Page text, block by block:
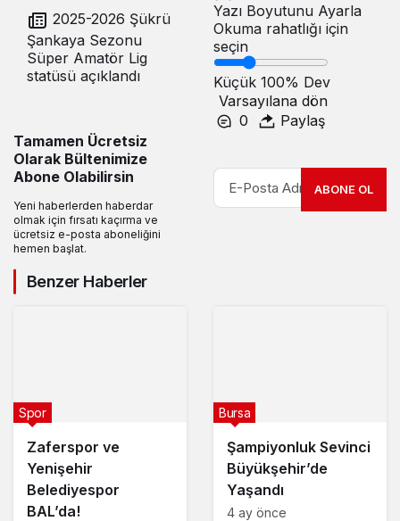
2025-2026 Şükrü
Şankaya Sezonu
Süper Amatör Lig
statüsü açıklandı
Yazı Boyutunu Ayarla
Okuma rahatlığı için
seçin
Küçük 100% Dev
Varsayılana dön
0
Paylaş
Tamamen Ücretsiz
Olarak Bültenimize
Abone Olabilirsin
Yeni haberlerden haberdar
olmak için fırsatı kaçırma ve
ücretsiz e-posta aboneliğini
hemen başlat.
ABONE OL
Benzer Haberler
Zaferspor ve
Yenişehir
Belediyespor
BAL’da!
Spor
Şampiyonluk Sevinci
Büyükşehir’de
Yaşandı
Bursa
4 ay önce